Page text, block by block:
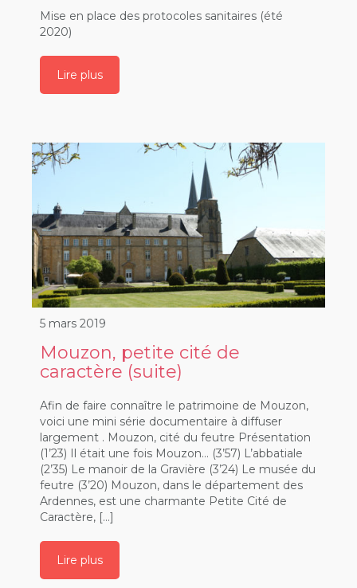
Mise en place des protocoles sanitaires (été
2020)
Lire plus
5 mars 2019
Mouzon, petite cité de
caractère (suite)
Afin de faire connaître le patrimoine de Mouzon,
voici une mini série documentaire à diffuser
largement . Mouzon, cité du feutre Présentation
(1’23) Il était une fois Mouzon… (3’57) L’abbatiale
(2’35) Le manoir de la Gravière (3’24) Le musée du
feutre (3’20) Mouzon, dans le département des
Ardennes, est une charmante Petite Cité de
Caractère, […]
Lire plus